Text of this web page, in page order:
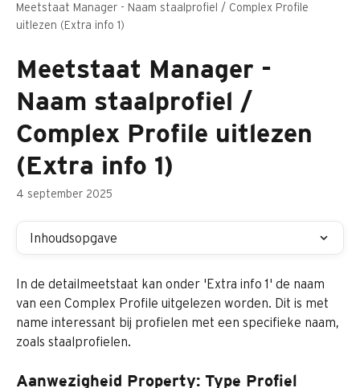
Meetstaat Manager - Naam staalprofiel / Complex Profile
uitlezen (Extra info 1)
Meetstaat Manager -
Naam staalprofiel /
Complex Profile uitlezen
(Extra info 1)
4 september 2025
Inhoudsopgave
In de detailmeetstaat kan onder 'Extra info 1' de naam
van een Complex Profile uitgelezen worden. Dit is met
name interessant bij profielen met een specifieke naam,
zoals staalprofielen.
Aanwezigheid Property: Type Profiel